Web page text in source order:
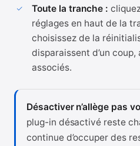
Toute la tranche :
réglages en haut de la
choisissez de la
disparaissent d’un
associés.
Désactiver n’allège pas
plug-in désactivé reste
continue d’occuper des